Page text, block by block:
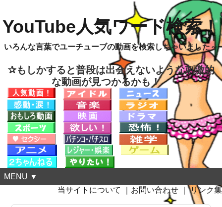
YouTube人気ワード検索！
いろんな言葉でユーチューブの動画を検索しちゃいました～
✰もしかすると普段は出会えないような刺激的
な動画が見つかるかも！
MENU ▼
当サイトについて
お問い合わせ ｜リンク集